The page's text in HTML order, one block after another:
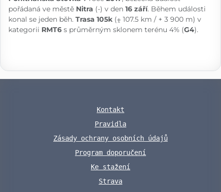
pořádaná ve městě Nitra (-) v den 16 září. Během události
konal se jeden běh. Trasa 105k (⨦ 107.5 km / + 3 900 m) v
kategorii RMT6 s průměrným sklonem terénu 4% (G4).
Kontakt
Pravidla
Zásady ochrany osobních údajů
Program doporučení
Ke stažení
Strava